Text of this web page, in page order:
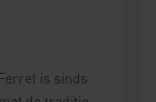
is sinds